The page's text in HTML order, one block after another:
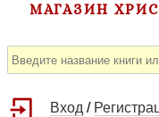
МАГАЗИН
Вход /